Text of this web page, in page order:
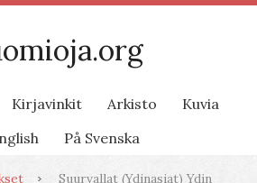
Kirjavinkit Arkisto
Kuvia
På Svenska
Suurvallat (Ydinasiat) Ydin